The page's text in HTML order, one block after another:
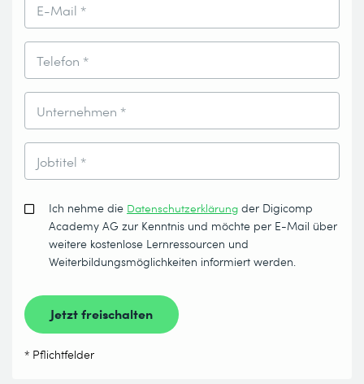
E-Mail *
Telefon *
Unternehmen *
Jobtitel *
Ich nehme die Datenschutzerklärung der Digicomp
Academy AG zur Kenntnis und möchte per E-Mail über
weitere kostenlose Lernressourcen und
Weiterbildungsmöglichkeiten informiert werden.
Jetzt freischalten
* Pflichtfelder